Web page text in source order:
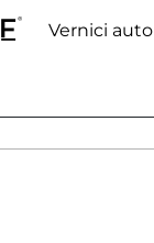
Vernici auto